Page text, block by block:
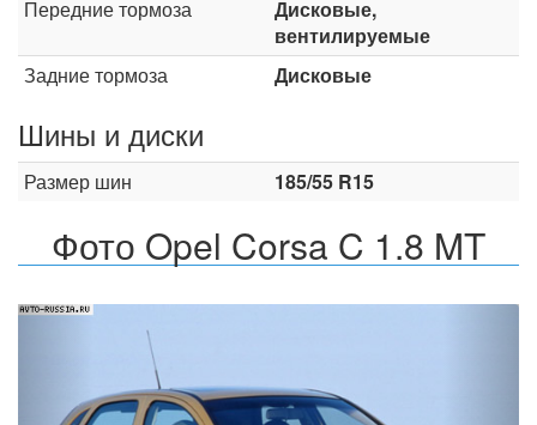
Передние тормоза
Дисковые,
вентилируемые
Задние тормоза
Дисковые
Шины и диски
Размер шин 185/55 R15
Фото Opel Corsa C 1.8 MT
Назад